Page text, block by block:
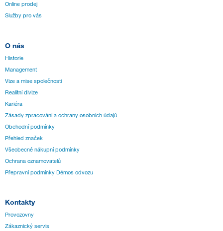
Online prodej
Služby pro vás
O nás
Historie
Management
Vize a mise společnosti
Realitní divize
Kariéra
Zásady zpracování a ochrany osobních údajů
Obchodní podmínky
Přehled značek
Všeobecné nákupní podmínky
Ochrana oznamovatelů
Přepravní podmínky Démos odvozu
Kontakty
Provozovny
Zákaznický servis